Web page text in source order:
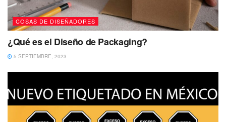
COSAS DE DISEÑADORES
¿Qué es el Diseño de Packaging?
5 SEPTIEMBRE, 2023